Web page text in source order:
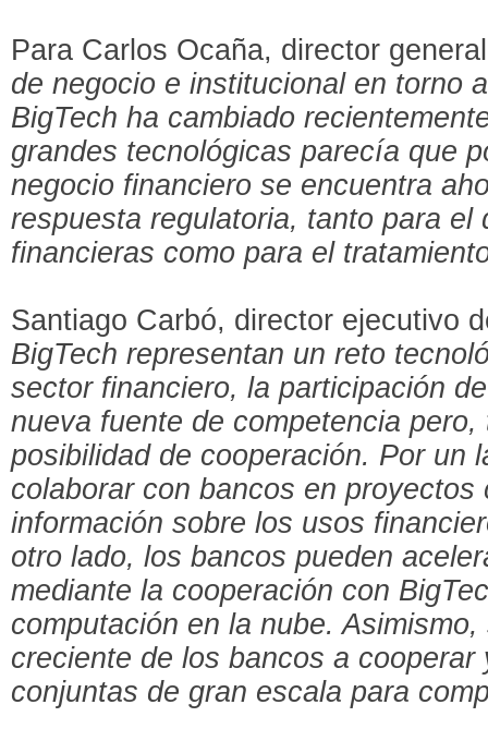
Para Carlos Ocaña, director
de negocio e institucional en torno
BigTech ha cambiado
grandes tecnológicas parecía que
negocio financiero se encuentra
respuesta regulatoria, tanto para el
financieras como para el
Santiago Carbó, director ejecutivo
BigTech representan un reto
sector financiero, la participación
nueva fuente de competencia
posibilidad de cooperación. Por un
colaborar con bancos en proyectos
información sobre los usos
otro lado, los bancos pueden
mediante la cooperación con
computación en la nube.
creciente de los bancos a
conjuntas de gran escala para